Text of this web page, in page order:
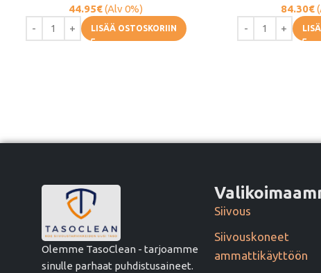
44.95€(Alv 0%)
LISÄÄ OSTOSKORIIN
84.30€
Olemme TasoClean - tarjoamme
sinulle parhaat puhdistusaineet.
Siivous
Siivouskoneet
ammattikäyttöön